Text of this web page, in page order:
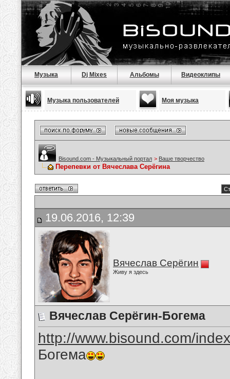
Музыка Dj Mixes Альбомы Видеоклипы
Музыка пользователей Моя музыка
Bisound.com - Музыкальный портал > Ваше творчество
Перепевки от Вячеслава Серёгина
19.06.2016, 12:39
Вячеслав Серёгин
Живу я здесь
Вячеслав Серёгин-Богема
http://www.bisound.com/
Богема